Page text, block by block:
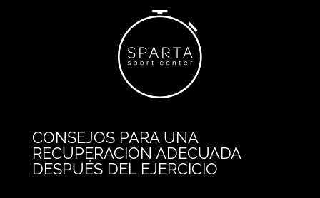
CONSEJOS PARA UNA
RECUPERACIÓN ADECUADA
DESPUÉS DEL EJERCICIO